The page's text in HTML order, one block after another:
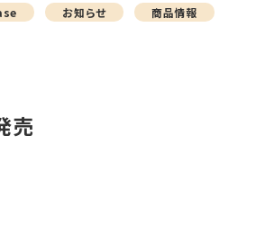
お知らせ 商品情報
売